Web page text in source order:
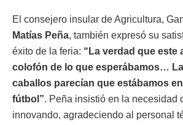
El consejero insular de Agricultura,
Matías Peña, también expresó su
éxito de la feria: “La verdad que este
colofón de lo que esperábamos…
caballos parecían que estábamos
fútbol”. Peña insistió en la necesidad
innovando, agradeciendo al personal